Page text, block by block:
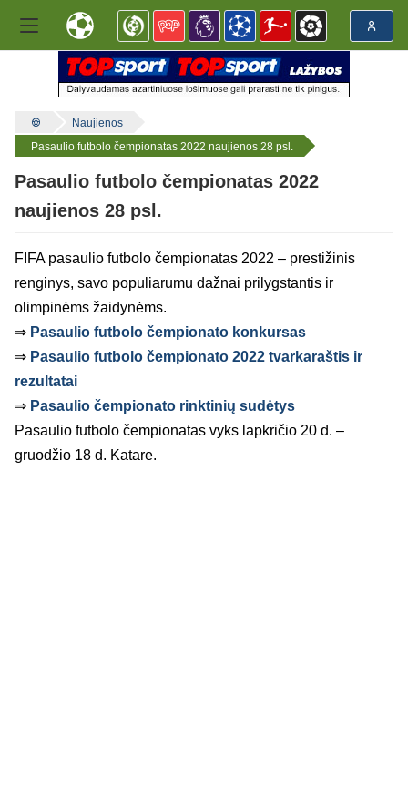
Naujienos
Pasaulio futbolo čempionatas 2022 naujienos 28 psl.
Pasaulio futbolo čempionatas 2022
naujienos 28 psl.
FIFA pasaulio futbolo čempionatas 2022 – prestižinis
renginys, savo populiarumu dažnai prilygstantis ir
olimpinėms žaidynėms.
⇒ Pasaulio futbolo čempionato konkursas
⇒ Pasaulio futbolo čempionato 2022 tvarkaraštis ir
rezultatai
⇒ Pasaulio čempionato rinktinių sudėtys
Pasaulio futbolo čempionatas vyks lapkričio 20 d. –
gruodžio 18 d. Katare.